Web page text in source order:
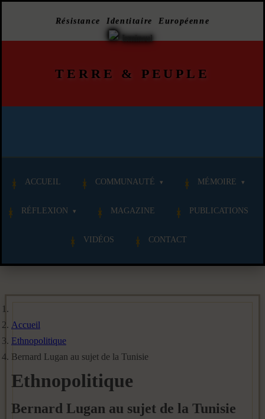
Résistance Identitaire Européenne
TERRE & PEUPLE
ACCUEIL COMMUNAUTÉ MÉMOIRE
RÉFLEXION MAGAZINE PUBLICATIONS
VIDÉOS CONTACT
Accueil
Ethnopolitique
Bernard Lugan au sujet de la Tunisie
Ethnopolitique
Bernard Lugan au sujet de la Tunisie